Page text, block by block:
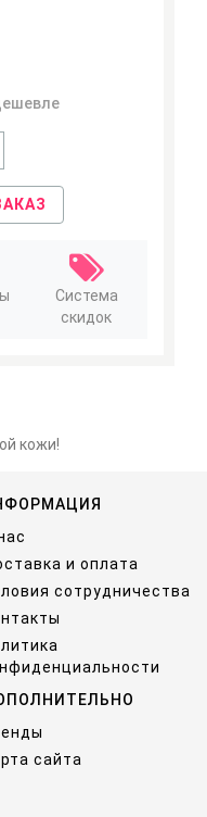
Система
скидок
кожи!
и оплата
сотрудничества
сайта